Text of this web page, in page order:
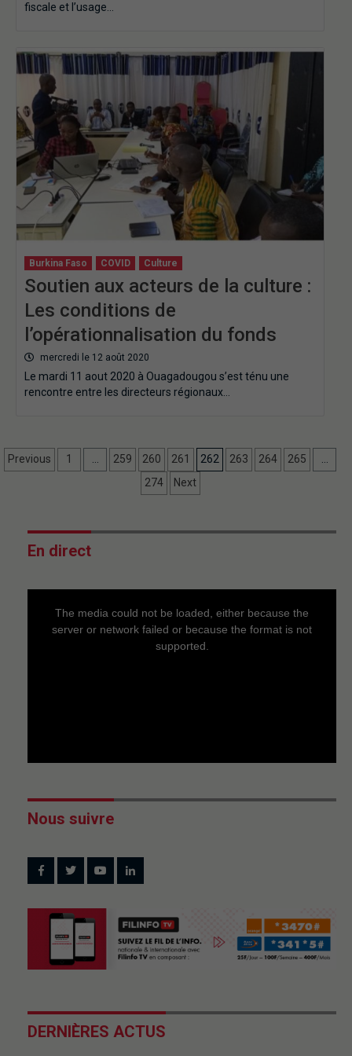
fiscale et l’usage…
Burkina Faso COVID Culture
Soutien aux acteurs de la culture :
Les conditions de
l’opérationnalisation du fonds
mercredi le 12 août 2020
Le mardi 11 aout 2020 à Ouagadougou s’est ténu une
rencontre entre les directeurs régionaux…
Previous 1 259 260 261 262 263 264 265
274
Next
En direct
The media could not be loaded, either because the
server or network failed or because the format is not
supported.
Nous suivre
DERNIÈRES ACTUS